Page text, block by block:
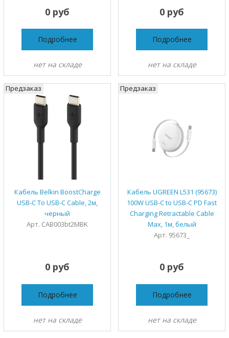
0 руб
Подробнее
нет на складе
0 руб
Подробнее
нет на складе
Кабель Belkin BoostCharge
USB-C To USB-C Cable, 2м,
черный
Арт. CAB003bt2MBK
Предзаказ
0 руб
Подробнее
нет на складе
Кабель UGREEN L531 (95673)
100W USB-C to USB-C PD Fast
Charging Retractable Cable
Max, 1м, белый
Арт. 95673_
Предзаказ
0 руб
Подробнее
нет на складе